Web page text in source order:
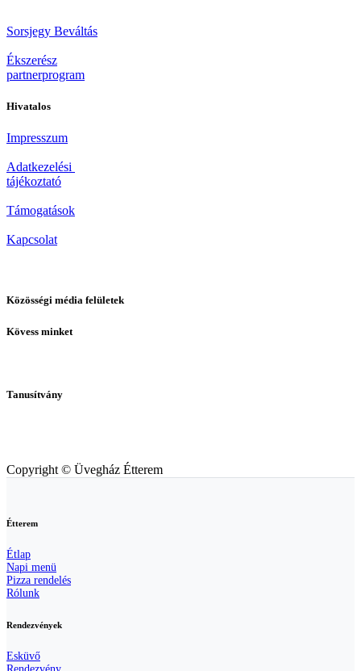
Sorsjegy Beváltás
Ékszerész
partnerprogram
Hivatalos
Impresszum
Adatkezelési
tájékoztató
Támogatások
Kapcsolat
Közösségi média felületek
Kövess minket
Tanusítvány
Copyright © Üvegház Étterem
Étterem
Étlap
Napi menü
Pizza rendelés
Rólunk
Rendezvények
Esküvő